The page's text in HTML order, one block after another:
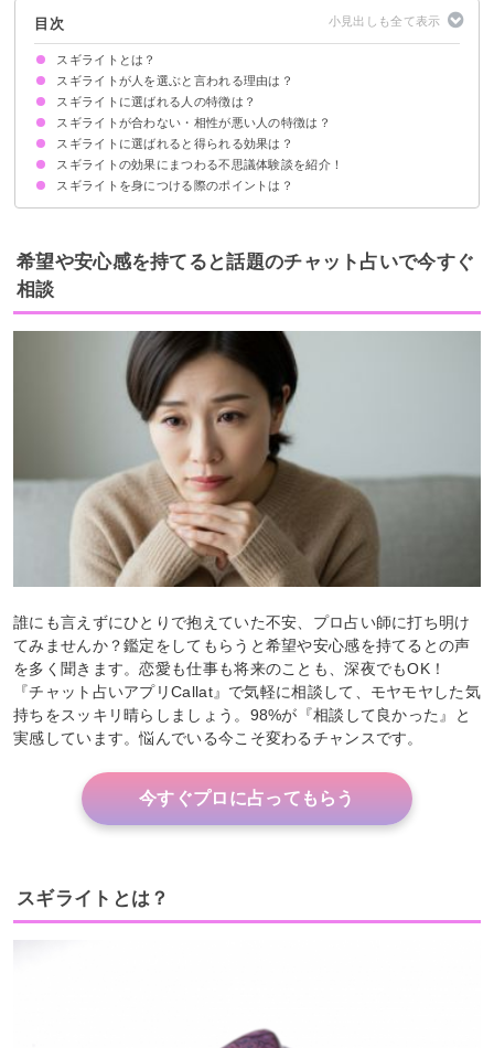
目次
スギライトとは？
スギライトが人を選ぶと言われる理由は？
パワーが強く好転反応が起こることもあるから
人によっては効果を発揮しないこともあるから
スギライトに選ばれる人の特徴は？
①癒しが必要な人
②波動が高い人
③直観力を重要視する人
④霊的なエネルギーを受けやすい人
スギライトが合わない・相性が悪い人の特徴は？
①スギライトを持つと怖いと感じる人
②波動が低い人
③霊的なエネルギーを感じない人
スギライトに選ばれると得られる効果は？
①運気上昇
②価値観の変化
③才能の開花
スギライトの効果にまつわる不思議体験談を紹介！
①石の色が変わった
②霊感が増強した
③危機を逃れた
スギライトを身につける際のポイントは？
定期的に浄化する
体調不良や合わないと感じたら装着を止める
右手につけるほうが良いとされている
希望や安心感を持てると話題のチャット占いで今すぐ
相談
誰にも言えずにひとりで抱えていた不安、プロ占い師に打ち明け
てみませんか？鑑定をしてもらうと希望や安心感を持てるとの声
を多く聞きます。恋愛も仕事も将来のことも、深夜でもOK！
『チャット占いアプリCallat』で気軽に相談して、モヤモヤした気
持ちをスッキリ晴らしましょう。98%が『相談して良かった』と
実感しています。悩んでいる今こそ変わるチャンスです。
今すぐプロに占ってもらう
スギライトとは？